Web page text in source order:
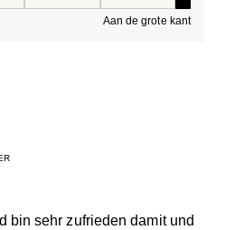
Aan de grote kant
bin sehr zufrieden damit und